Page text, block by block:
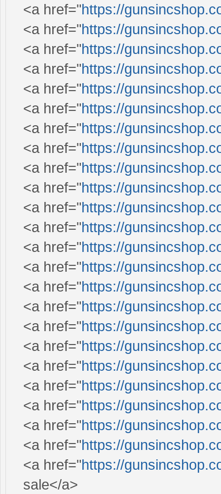
<a href="https://
<a href="https://
<a href="https://
<a href="https://
<a href="https://
<a href="https://
<a href="https://
<a href="https://
<a href="https://
<a href="https://
<a href="https://
<a href="https://
<a href="https://
<a href="https://
<a href="https://
<a href="https://
<a href="https://
<a href="https://
<a href="https://
<a href="https://
<a href="https://
<a href="https://
<a href="https://
<a href="https://
sale</a>